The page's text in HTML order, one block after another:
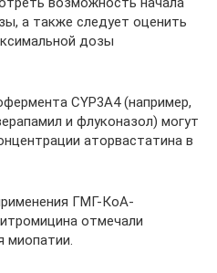
а также следует оценить
дозы
CYP3A4 (например,
и флуконазол) могут
аторвастатина в
ГМГ-КоА-
отмечали
миопатии.